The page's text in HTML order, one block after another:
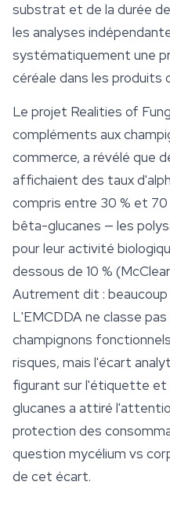
substrat et de la durée de
les analyses
systématiquement une
céréale dans les produits
Le projet Realities of
compléments aux
commerce, a révélé que
affichaient des taux
compris entre 30 % et
bêta-glucanes — les
pour leur activité
dessous de 10 %
Autrement dit : beaucoup
L'EMCDDA ne classe
champignons fonctionnels
risques, mais l'écart
figurant sur l'étiquette et
glucanes a attiré
protection des
question mycélium vs
de cet écart.